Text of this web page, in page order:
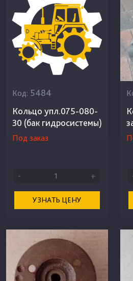
Код: 5484
Кольцо упл.075-080-
30 (бак гидросистемы)
Под заказ
- +
УЗНАТЬ ЦЕНУ